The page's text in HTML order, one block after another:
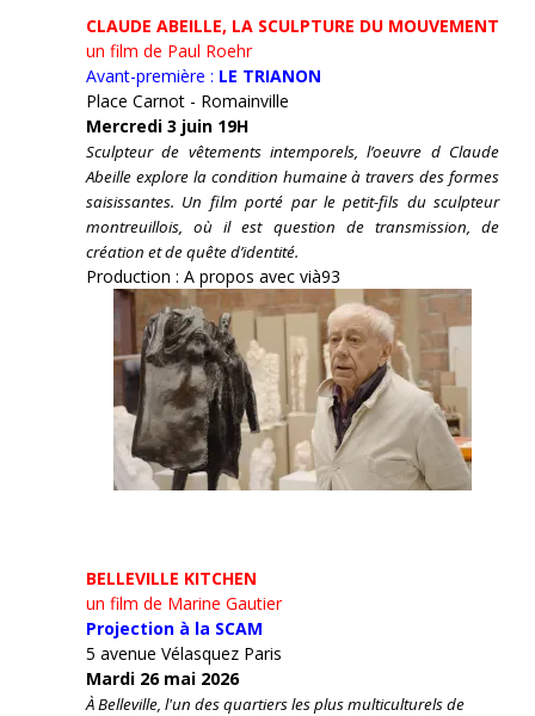
CLAUDE ABEILLE, LA SCULPTURE DU MOUVEMENT
un film de Paul Roehr
Avant-première : LE TRIANON
Place Carnot - Romainville
Mercredi 3 juin 19H
Sculpteur de vêtements intemporels, l’oeuvre d Claude
Abeille explore la condition humaine à travers des formes
saisissantes. Un film porté par le petit-fils du sculpteur
montreuillois, où il est question de transmission, de
création et de quête d’identité.
Production : A propos avec vià93
BELLEVILLE KITCHEN
un film de Marine Gautier
Projection à la SCAM
5 avenue Vélasquez Paris
Mardi 26 mai 2026
À Belleville, l'un des quartiers les plus multiculturels de